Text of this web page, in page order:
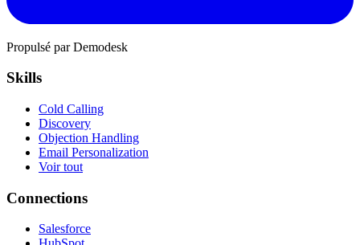
Propulsé par Demodesk
Skills
Cold Calling
Discovery
Objection Handling
Email Personalization
Voir tout
Connections
Salesforce